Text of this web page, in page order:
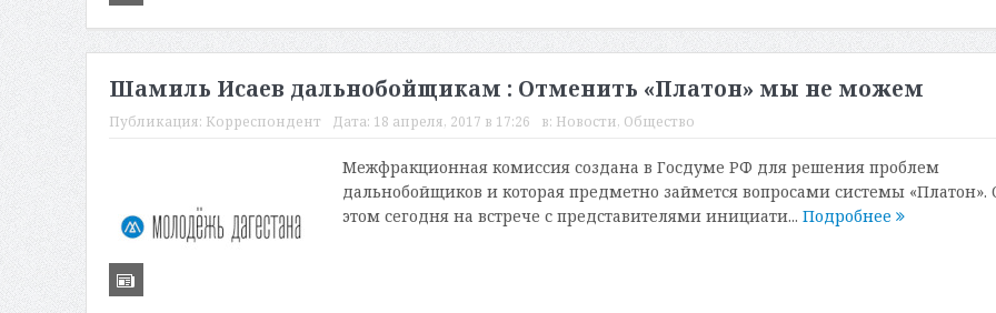
Шамиль Исаев дальнобойщикам : Отменить «Платон» мы не можем
Публикация: Корреспондент Дата: 18 апреля, 2017 в 17:26 в: Новости, Общество
Межфракционная комиссия создана в Госдуме РФ для решения проблем
дальнобойщиков и которая предметно займется вопросами системы «Платон».
этом сегодня на встрече с представителями инициати... Подробнее